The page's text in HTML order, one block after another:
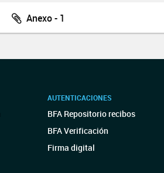
Anexo - 1
AUTENTICACIONES
BFA Repositorio recibos
BFA Verificación
Firma digital